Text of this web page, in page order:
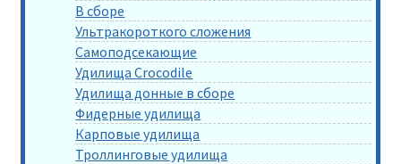
В сборе
Ультракороткого сложения
Самоподсекающие
Удилища Crocodile
Удилища донные в сборе
Фидерные удилища
Карповые удилища
Троллинговые удилища